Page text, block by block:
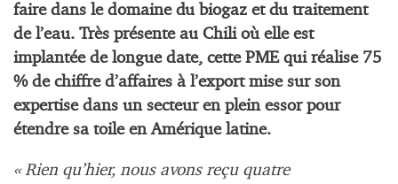
faire dans le domaine du biogaz et du traitement
de l’eau. Très présente au Chili où elle est
implantée de longue date, cette PME qui réalise 75
% de chiffre d’affaires à l’export mise sur son
expertise dans un secteur en plein essor pour
étendre sa toile en Amérique latine.
« Rien qu’hier, nous avons reçu quatre